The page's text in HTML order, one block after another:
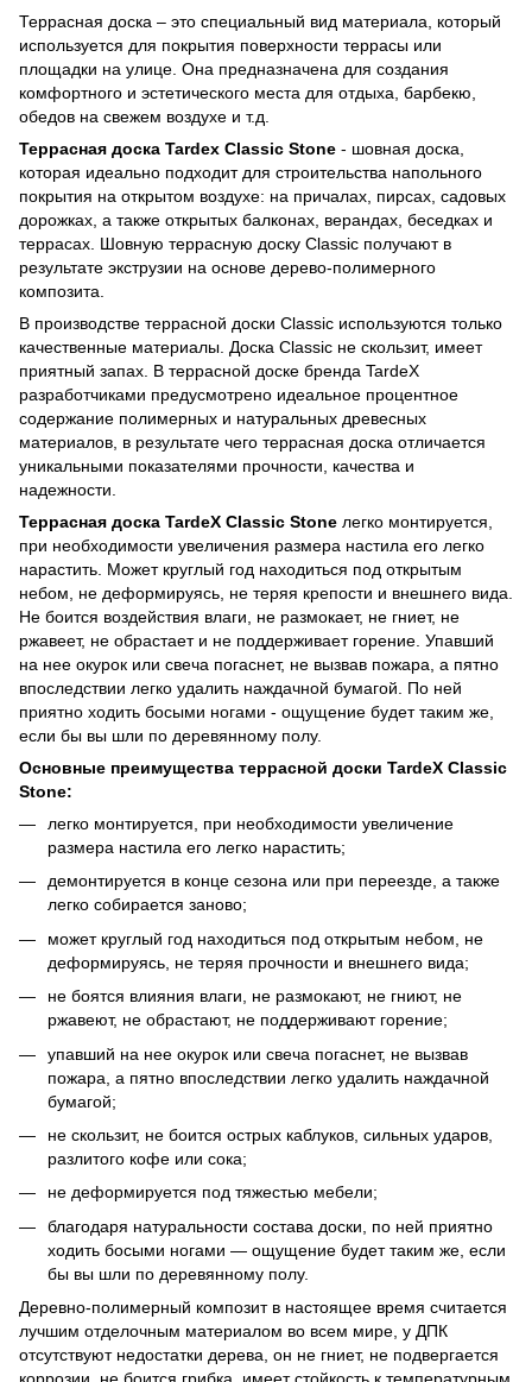
Террасная доска – это специальный вид материала, который
используется для покрытия поверхности террасы или
площадки на улице. Она предназначена для создания
комфортного и эстетического места для отдыха, барбекю,
обедов на свежем воздухе и т.д.
Террасная доска Tardex Classic Stone - шовная доска,
которая идеально подходит для строительства напольного
покрытия на открытом воздухе: на причалах, пирсах, садовых
дорожках, а также открытых балконах, верандах, беседках и
террасах. Шовную террасную доску Classic получают в
результате экструзии на основе дерево-полимерного
композита.
В производстве террасной доски Classic используются только
качественные материалы. Доска Classic не скользит, имеет
приятный запах. В террасной доске бренда TardeX
разработчиками предусмотрено идеальное процентное
содержание полимерных и натуральных древесных
материалов, в результате чего террасная доска отличается
уникальными показателями прочности, качества и
надежности.
Террасная доска TardeX Classic Stone легко монтируется,
при необходимости увеличения размера настила его легко
нарастить. Может круглый год находиться под открытым
небом, не деформируясь, не теряя крепости и внешнего вида.
Не боится воздействия влаги, не размокает, не гниет, не
ржавеет, не обрастает и не поддерживает горение. Упавший
на нее окурок или свеча погаснет, не вызвав пожара, а пятно
впоследствии легко удалить наждачной бумагой. По ней
приятно ходить босыми ногами - ощущение будет таким же,
если бы вы шли по деревянному полу.
Основные преимущества террасной доски TardeX Classic
Stone:
легко монтируется, при необходимости увеличение
размера настила его легко нарастить;
демонтируется в конце сезона или при переезде, а также
легко собирается заново;
может круглый год находиться под открытым небом, не
деформируясь, не теряя прочности и внешнего вида;
не боятся влияния влаги, не размокают, не гниют, не
ржавеют, не обрастают, не поддерживают горение;
упавший на нее окурок или свеча погаснет, не вызвав
пожара, а пятно впоследствии легко удалить наждачной
бумагой;
не скользит, не боится острых каблуков, сильных ударов,
разлитого кофе или сока;
не деформируется под тяжестью мебели;
благодаря натуральности состава доски, по ней приятно
ходить босыми ногами — ощущение будет таким же, если
бы вы шли по деревянному полу.
Деревно-полимерный композит в настоящее время считается
лучшим отделочным материалом во всем мире, у ДПК
отсутствуют недостатки дерева, он не гниет, не подвергается